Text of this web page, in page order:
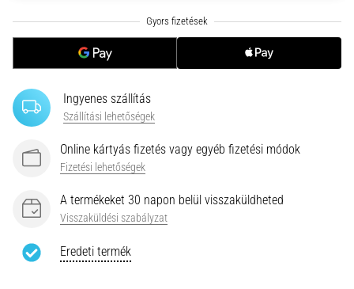
•
11 perces olvasási idő
kezelés
és
megelőzés
más
néven
szalag
szindróma
Ingyenes szállítás
Szállítási lehetőségek
Online kártyás fizetés vagy egyéb fizetési módok
Fizetési lehetőségek
A termékeket 30 napon belül visszaküldheted
Visszaküldési szabályzat
Eredeti termék